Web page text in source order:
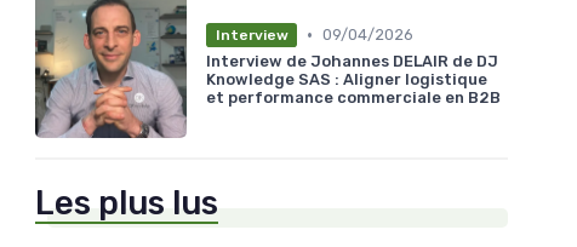
Interview • 09/04/2026
Interview de Johannes DELAIR de DJ
Knowledge SAS : Aligner logistique
et performance commerciale en B2B
Les plus lus